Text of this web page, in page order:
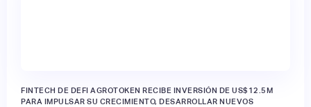
FINTECH DE DEFI AGROTOKEN RECIBE INVERSIÓN DE US$12.5M
PARA IMPULSAR SU CRECIMIENTO, DESARROLLAR NUEVOS